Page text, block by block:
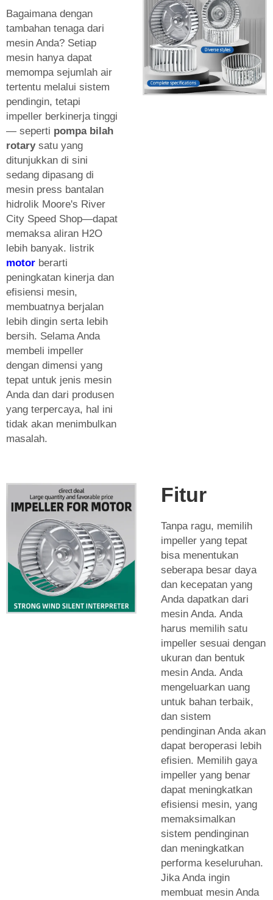
Bagaimana dengan
tambahan tenaga dari
mesin Anda? Setiap
mesin hanya dapat
memompa sejumlah air
tertentu melalui sistem
pendingin, tetapi
impeller berkinerja tinggi
— seperti pompa bilah
rotary satu yang
ditunjukkan di sini
sedang dipasang di
mesin press bantalan
hidrolik Moore's River
City Speed Shop—dapat
memaksa aliran H2O
lebih banyak. listrik
motor berarti
peningkatan kinerja dan
efisiensi mesin,
membuatnya berjalan
lebih dingin serta lebih
bersih. Selama Anda
membeli impeller
dengan dimensi yang
tepat untuk jenis mesin
Anda dan dari produsen
yang terpercaya, hal ini
tidak akan menimbulkan
masalah.
Fitur
Tanpa ragu, memilih
impeller yang tepat
bisa menentukan
seberapa besar daya
dan kecepatan yang
Anda dapatkan dari
mesin Anda. Anda
harus memilih satu
impeller sesuai dengan
ukuran dan bentuk
mesin Anda. Anda
mengeluarkan uang
untuk bahan terbaik,
dan sistem
pendinginan Anda akan
dapat beroperasi lebih
efisien. Memilih gaya
impeller yang benar
dapat meningkatkan
efisiensi mesin, yang
memaksimalkan
sistem pendinginan
dan meningkatkan
performa keseluruhan.
Jika Anda ingin
membuat mesin Anda